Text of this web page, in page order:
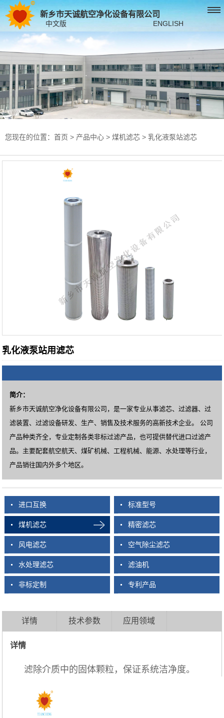
新乡市天诚航空净化设备有限公司
中文版 ENGLISH
您现在的位置： 首页 > 产品中心 > 煤机滤芯 > 乳化液泵站滤芯
乳化液泵站用滤芯
简介：
新乡市天诚航空净化设备有限公司，是一家专业从事滤芯、过滤器、过
滤装置、过滤设备研发、生产、销售及技术服务的高新技术企业。 公司
产品种类齐全，专业定制各类非标过滤产品，也可提供替代进口过滤产
品。主要配套航空航天、煤矿机械、工程机械、能源、水处理等行业，
产品销往国内外多个地区。
进口互换 标准型号
煤机滤芯 精密滤芯
风电滤芯 空气除尘滤芯
水处理滤芯 滤油机
非标定制 专利产品
详情 技术参数 应用领域
详情
滤除介质中的固体颗粒，保证系统洁净度。